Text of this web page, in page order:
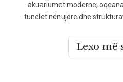
akuariumet moderne,
tunelet nënujore dhe
derdhura i ndihmon pronarët
inxhinierët të vlerësojnë
Lexo më